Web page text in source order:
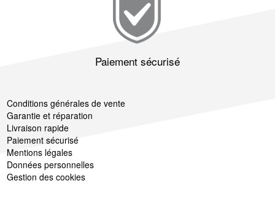
Paiement sécurisé
Conditions générales de vente
Garantie et réparation
Livraison rapide
Paiement sécurisé
Mentions légales
Données personnelles
Gestion des cookies